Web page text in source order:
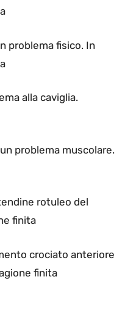
problema fisico. In
alla caviglia.
problema muscolare.
rotuleo del
finita
crociato anteriore
finita